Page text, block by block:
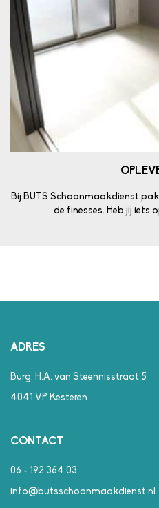
Bij BUTS Schoonmaakdienst
de finesses. Heb jij iets
ADRES
Burg. H.A. van Steennisstraat 5
4041 VP Kesteren
CONTACT
06 - 192 364 03
info@butsschoonmaakdienst.nl